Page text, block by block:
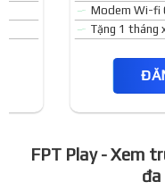
Modem Wi-fi
Tặng 1 tháng
FPT Play - Xem